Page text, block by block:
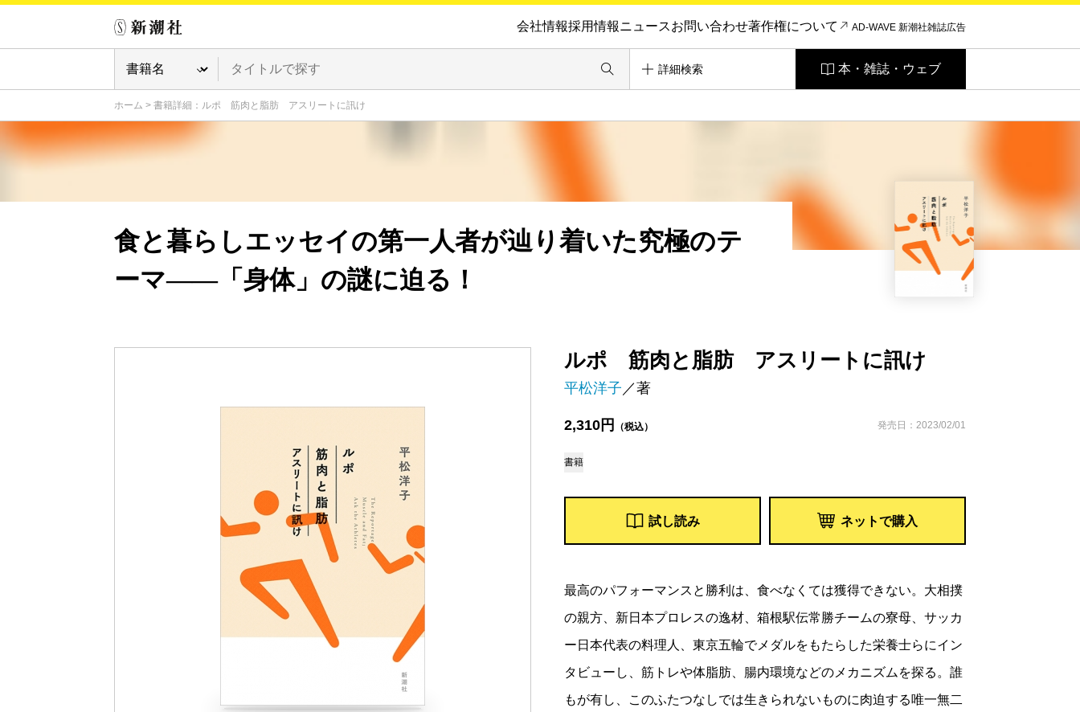
会社情報採用情報ニュースお問い合わせ著作権について AD-WAVE 新潮社雑誌広告
詳細検索 本・雑誌・ウェブ
ホーム > 書籍詳細：ルポ 筋肉と脂肪 アスリートに訊け
ルポ 筋肉と脂肪 アスリートに訊け
平松洋子 ／著
2,310円 （税込） 発売日：2023/02/01
書籍
試し読み ネットで購入
食と暮らしエッセイの第一人者が辿り着いた究極のテ
ーマ――「身体」の謎に迫る！
最高のパフォーマンスと勝利は、食べなくては獲得できない。大相撲
の親方、新日本プロレスの逸材、箱根駅伝常勝チームの寮母、サッカ
ー日本代表の料理人、東京五輪でメダルをもたらした栄養士らにイン
タビューし、筋トレや体脂肪、腸内環境などのメカニズムを探る。誰
もが有し、このふたつなしでは生きられないものに肉迫する唯一無二